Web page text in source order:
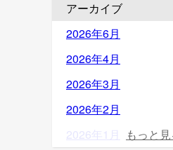
アーカイブ
2026年6月
2026年4月
2026年3月
2026年2月
2026年1月
もっと